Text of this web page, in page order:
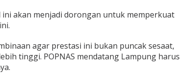
akan menjadi dorongan untuk memperkuat
agar prestasi ini bukan puncak sesaat,
tinggi. POPNAS mendatang Lampung harus